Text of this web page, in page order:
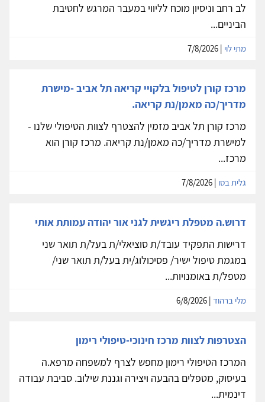
לב רחב וניסיון מוכח לליווי במעבר המרגש לחטיבת
הביניים...
מתי לוי
מרכז קורן לטיפול בלקויי קריאה תל אביב -מישרת
מדריך/כה מאמן/נת קריאה.
מרכז קורן תל אביב מזמין להצטרף לצוות הטיפולי שלנו -
למישרת מדריך/כה מאמן/נת קריאה. מרכז קורן הוא
מרכז...
גלית בסו
דרוש.ה מטפלת ריגשית לגני אור יהודה עמותת אותי
דרישות התפקיד עובד/ת סוציאלי/ת בעל/ת תואר שני
במגמת טיפול ישיר/ פסיכולוג/ית בעל/ת תואר שני/
מטפל/ת באומנויות...
מלי ברהוד
הצטרפות לצוות מרכז חינוכי-טיפולי רימון
המרכז הטיפולי רימון מחפש לצרף למשפחה מרפא.ה
בעיסוק, מטפלים בהבעה ויצירה וגננת שילוב. סביבת עבודה
דינמית...